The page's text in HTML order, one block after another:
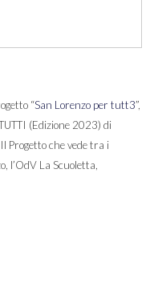
“San Lorenzo per tutt3”,
(Edizione 2023) di
che vede tra i
l’OdV La Scuoletta,